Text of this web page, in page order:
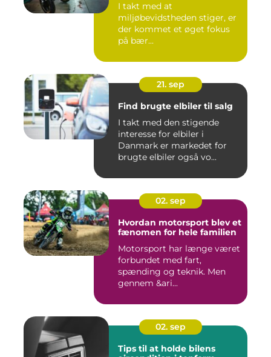
I takt med at
miljøbevidstheden stiger, er
der kommet et øget fokus
på bær...
21. sep
Find brugte elbiler til salg
I takt med den stigende
interesse for elbiler i
Danmark er markedet for
brugte elbiler også vo...
02. sep
Hvordan motorsport blev et
fænomen for hele familien
Motorsport har længe været
forbundet med fart,
spænding og teknik. Men
gennem &ari...
02. sep
Tips til at holde bilens